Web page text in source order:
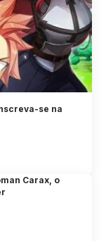
se na
Carax, o